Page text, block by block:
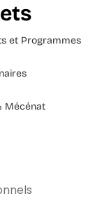
et Programmes
Mécénat